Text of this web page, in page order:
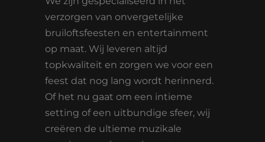
verzorgen van onvergetelijke
bruiloftsfeesten en entertainment
op maat. Wij leveren altijd
topkwaliteit en zorgen we voor een
feest dat nog lang wordt herinnerd.
Of het nu gaat om een intieme
setting of een uitbundige sfeer, wij
creëren de ultieme muzikale